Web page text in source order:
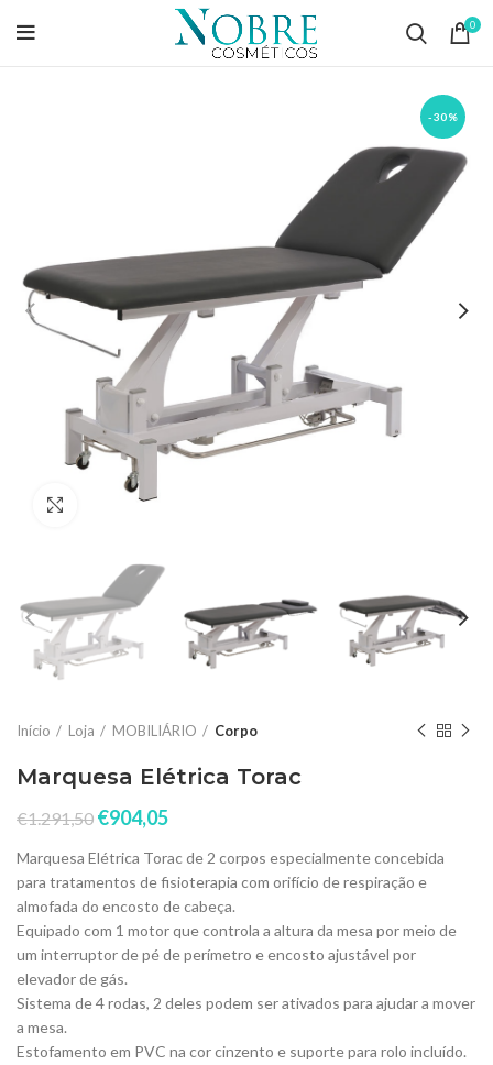
0
-30%
Click to enlarge
Início Loja MOBILIÁRIO Corpo
Marquesa Elétrica Torac
€1.291,50 €904,05
Marquesa Elétrica Torac de 2 corpos especialmente concebida
para tratamentos de fisioterapia com orifício de respiração e
almofada do encosto de cabeça.
Equipado com 1 motor que controla a altura da mesa por meio de
um interruptor de pé de perímetro e encosto ajustável por
elevador de gás.
Sistema de 4 rodas, 2 deles podem ser ativados para ajudar a mover
a mesa.
Estofamento em PVC na cor cinzento e suporte para rolo incluído.